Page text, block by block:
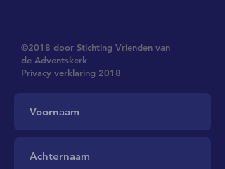
©2018 door Stichting Vrienden van
de Adventskerk
Privacy verklaring 2018